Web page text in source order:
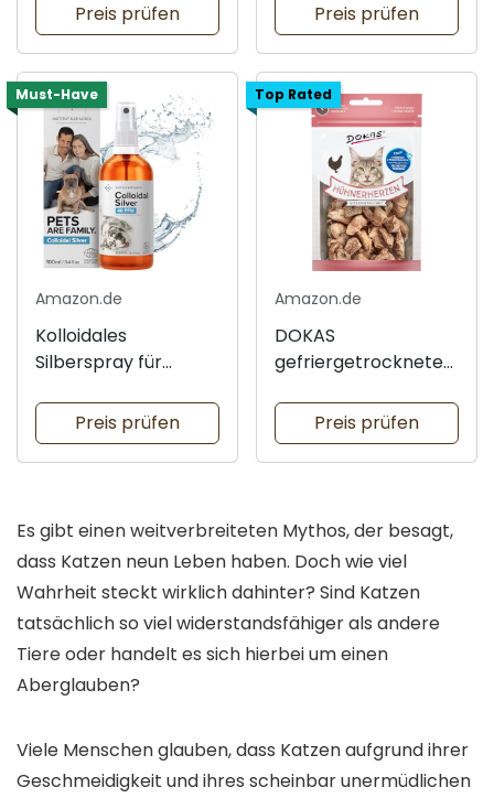
Preis prüfen
Preis prüfen
Must-Have
Amazon.de
Kolloidales
Silberspray für
Preis prüfen
Top Rated
Amazon.de
DOKAS
gefriergetrocknete
Preis prüfen
Es gibt einen weitverbreiteten Mythos, der besagt,
dass Katzen neun Leben haben. Doch wie viel
Wahrheit steckt wirklich dahinter? Sind Katzen
tatsächlich so viel widerstandsfähiger als andere
Tiere oder handelt es sich hierbei um einen
Aberglauben?
Viele Menschen glauben, dass Katzen aufgrund ihrer
Geschmeidigkeit und ihres scheinbar unermüdlichen